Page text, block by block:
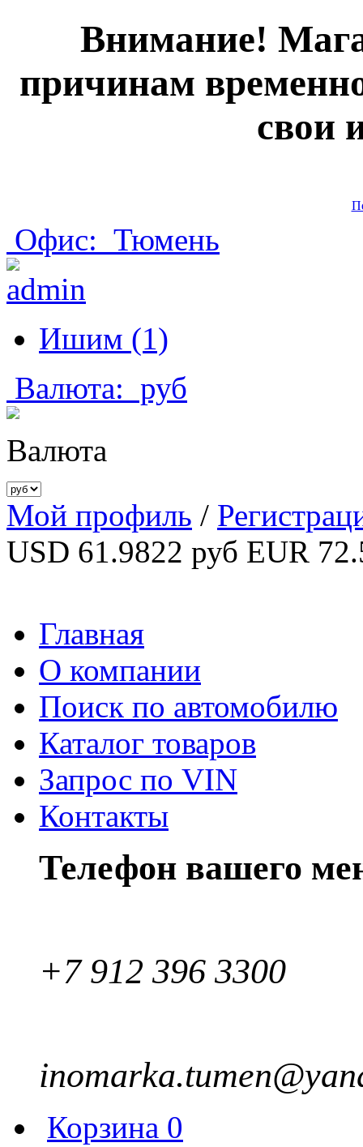
Внимание!
причинам
свои
Офис: Тюмень
Ишим (1)
Валюта: руб
Валюта
Мой профиль /
USD 61.9822 руб EUR
Главная
О компании
Поиск по автомобилю
Каталог товаров
Запрос по VIN
Контакты
Телефон вашего
+7 912 396 3300
Корзина 0